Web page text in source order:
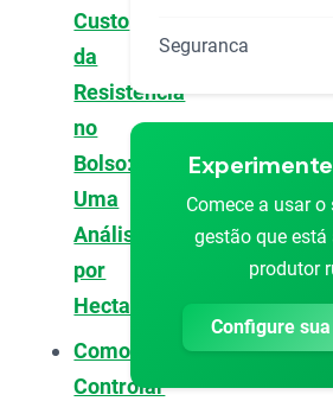
Custo
da
Resistência
no
Bolso:
Uma
Análise
por
Hectare
Como
Controlar
Seguranca
Comece a usar
gestão que
produtor
Configure